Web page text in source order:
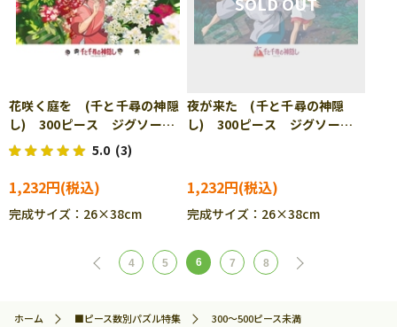
花咲く庭を (千と千尋の神隠
し) 300ピース ジグソーパ
ズル ENS-300-416
5.0 (3)
1,232円
完成サイズ：26×38cm
夜が来た (千と千尋の神隠
し) 300ピース ジグソーパ
1,232円
完成サイズ：26×38cm
4 5 6 7 8
ホーム ■ピース数別パズル特集 300～500ピース未満